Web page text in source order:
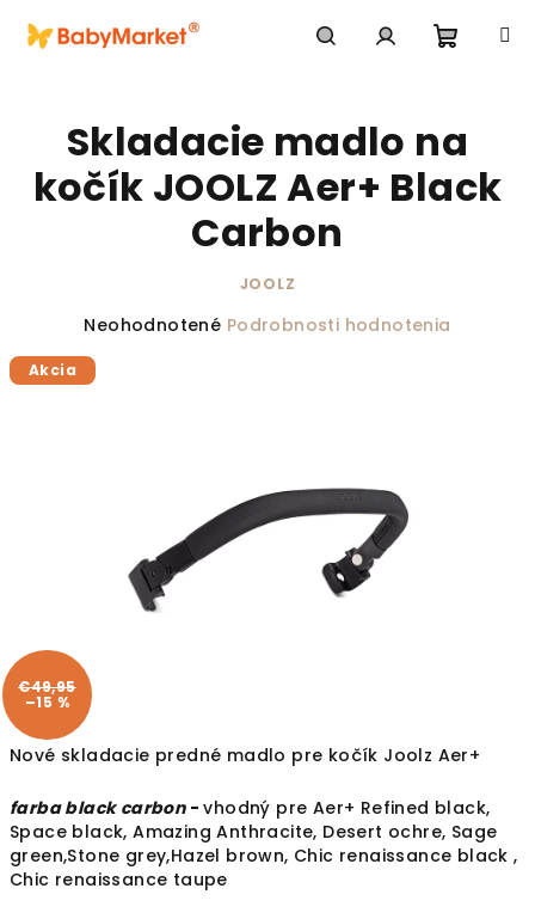
Nové skladacie predné madlo pre kočík Joolz Aer+
farba black carbon -vhodný pre Aer+ Refined black,
Space black, Amazing Anthracite, Desert ochre, Sage
green,Stone grey,Hazel brown, Chic renaissance black ,
Chic renaissance taupe
Skladacie madlo na
kočík JOOLZ Aer+ Black
Carbon
JOOLZ
Priemerné hodnotenie produktu je 0,0 z 5
Neohodnotené Podrobnosti hodnotenia
Akcia
€49,95
–15 %